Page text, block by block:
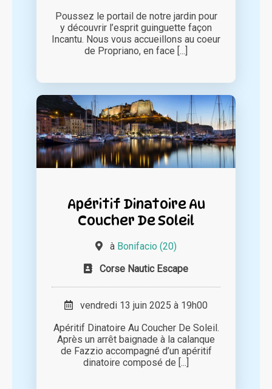
Poussez le portail de notre jardin pour
y découvrir l’esprit guinguette façon
Incantu. Nous vous accueillons au coeur
de Propriano, en face [...]
Apéritif Dinatoire Au
Coucher De Soleil
à Bonifacio (20)
Corse Nautic Escape
vendredi 13 juin 2025 à 19h00
Apéritif Dinatoire Au Coucher De Soleil.
Après un arrêt baignade à la calanque
de Fazzio accompagné d’un apéritif
dinatoire composé de [...]